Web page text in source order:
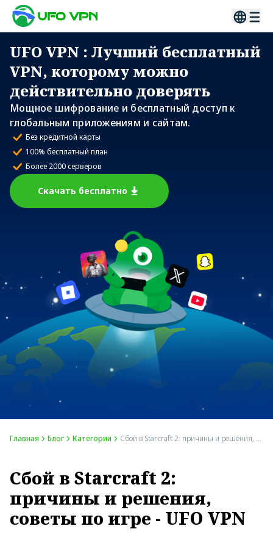
UFO VPN : Лучший бесплатный
VPN, которому можно
действительно доверять
Мощное шифрование и бесплатный доступ к
глобальным приложениям и сайтам.
Без кредитной карты
100% бесплатный план
Более 2000 серверов
Скачать бесплатно
Главная Блог Категории Сбой в Starcraft 2: причины и решения, советы по игре - UFO VPN
Сбой в Starcraft 2:
причины и решения,
советы по игре - UFO VPN